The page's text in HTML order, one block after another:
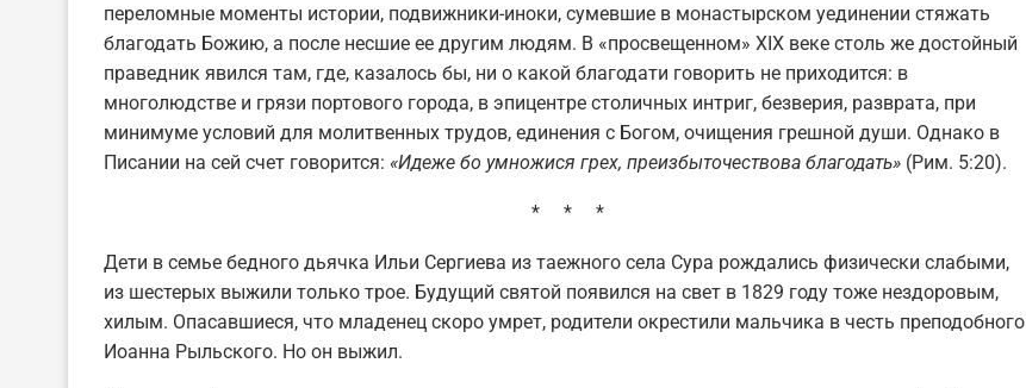
переломные моменты истории, подвижники-иноки, сумевшие в монастырском уединении стяжать
благодать Божию, а после несшие ее другим людям. В «просвещенном» XIX веке столь же достойный
праведник явился там, где, казалось бы, ни о какой благодати говорить не приходится: в
многолюдстве и грязи портового города, в эпицентре столичных интриг, безверия, разврата, при
минимуме условий для молитвенных трудов, единения с Богом, очищения грешной души. Однако в
Писании на сей счет говорится: «Идеже бо умножися грех, преизбыточествова благодать» (Рим. 5:20).
* * *
Дети в семье бедного дьячка Ильи Сергиева из таежного села Сура рождались физически слабыми,
из шестерых выжили только трое. Будущий святой появился на свет в 1829 году тоже нездоровым,
хилым. Опасавшиеся, что младенец скоро умрет, родители окрестили мальчика в честь преподобного
Иоанна Рыльского. Но он выжил.